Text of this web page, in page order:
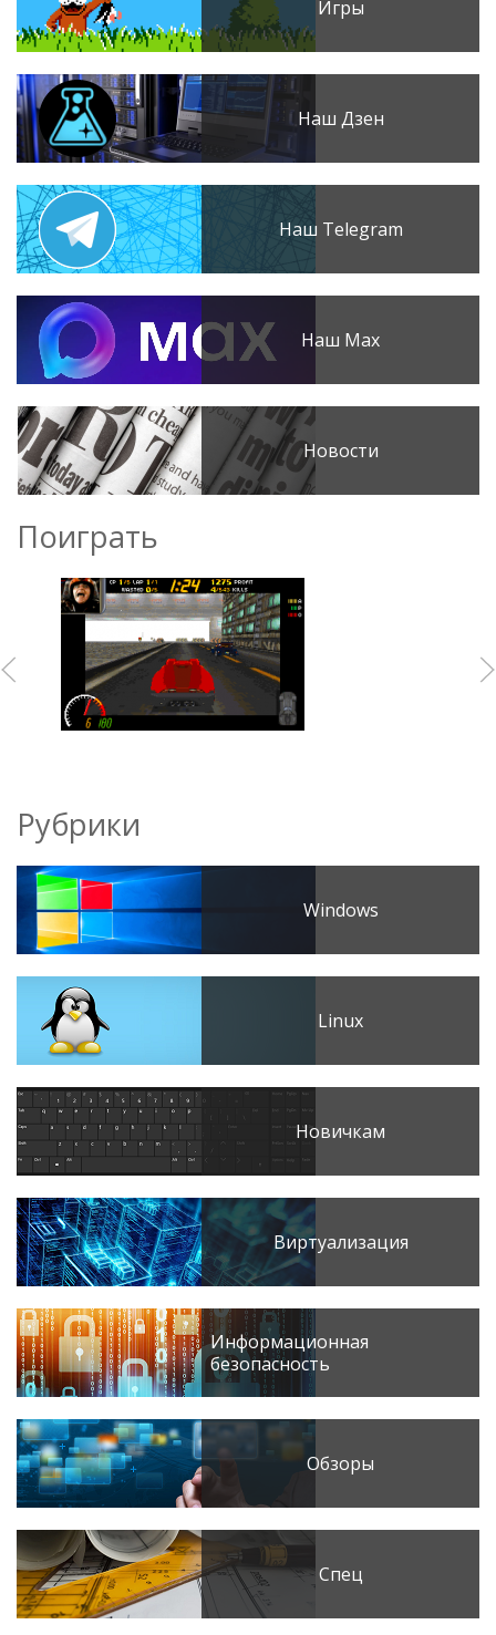
Игры
Наш Дзен
Наш Telegram
Наш Max
Новости
Поиграть
Рубрики
Windows
Linux
Новичкам
Виртуализация
Информационная
безопасность
Обзоры
Спец